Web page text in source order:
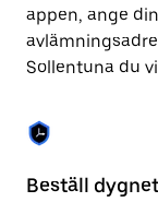
appen, ange
Sollentuna du
Beställ